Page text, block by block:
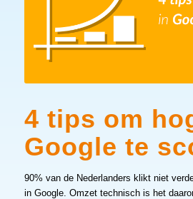
4 tips om
Google te
90% van de Nederlanders klikt niet
in Google. Omzet technisch is het